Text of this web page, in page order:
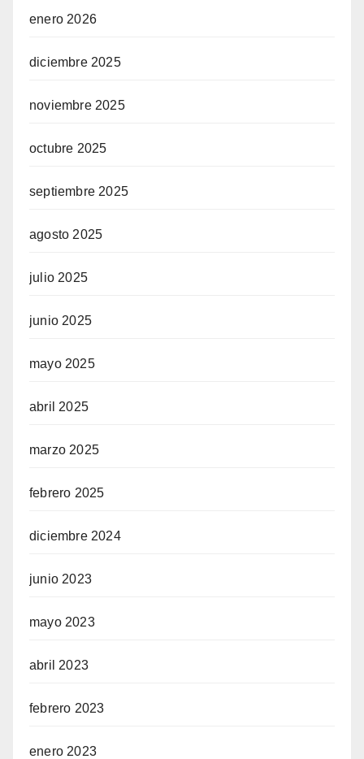
enero 2026
diciembre 2025
noviembre 2025
octubre 2025
septiembre 2025
agosto 2025
julio 2025
junio 2025
mayo 2025
abril 2025
marzo 2025
febrero 2025
diciembre 2024
junio 2023
mayo 2023
abril 2023
febrero 2023
enero 2023